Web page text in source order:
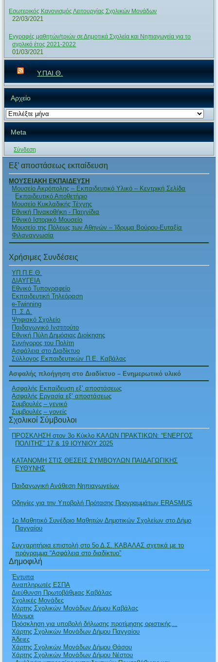
Εσωτερικός Κανονισμός Λειτουργίας Σχολικών Μονάδων
22/03/2021
Εγγραφές μαθητών/τριών σε Δημοτικά Σχολεία και Νηπιαγωγεία για το
σχολικό έτος 2021-2022
01/03/2021
Υ.ΠΑΙ.Θ.
Αρχείο
Αρχείο
Meta
Σύνδεση
Εξ’ αποστάσεως εκπαίδευση
ΜΟΥΣΕΙΑΚΗ ΕΚΠΑΙΔΕΥΣΗ
Μουσείο Ακρόπολης – Εκπαιδευτικό Υλικό – Κεντρική Σελίδα
Εκπαιδευτικό Αποθετήριο
Μουσείο Κυκλαδικής Τέχνης
Εθνική Πινακοθήκη - Παιχνίδια
Εθνικό Ιστορικό Μουσείο
Μουσείο της Πόλεως των Αθηνών – Ίδρυμα Βούρου-Ευταξία
Φιλαναγνωσία
Χρήσιμες Συνδέσεις
ΥΠ.Π.Ε.Θ.
ΔΙΑΥΓΕΙΑ
Εθνικό Τυπογραφείο
Εκπαιδευτική Τηλεόραση
e-Twinning
Π .Σ.Δ.
Ψηφιακό Σχολείο
Παιδαγωγικό Ινστιτούτο
Εθνική Πύλη Δημόσιας Διοίκησης
Συνήγορος του Πολίτη
Ασφάλεια στο Διαδίκτυο
Σύλλογος Εκπαιδευτικών Π.Ε. Καβάλας
Ασφαλής πλοήγηση στο Διαδίκτυο – Ενημερωτικό υλικό
Ασφαλής Εκπαίδευση εξ’ αποστάσεως
Ασφαλής Εργασία εξ’ αποστάσεως
Συμβουλές – γενικό
Συμβουλές – γονείς
Σχολικοί Σύμβουλοι
ΠΡΟΣΚΛΗΣΗ στον 3ο Κύκλο ΚΑΛΩΝ ΠΡΑΚΤΙΚΩΝ: “ΕΝΕΡΓΟΣ
ΠΟΛΙΤΗΣ” 17 & 19 ΙΟΥΝΙΟΥ 2025
ΚΑΤΑΝΟΜΗ ΣΤΙΣ ΘΕΣΕΙΣ ΣΥΜΒΟΥΛΩΝ ΠΑΙΔΑΓΩΓΙΚΗΣ
ΕΥΘΥΝΗΣ
Παιδαγωγική Ανάθεση Νηπιαγωγείων
Οδηγίες για την Υποβολή Πρότασης Προγραμμάτων ERASMUS
1ο Μαθητικό Συνέδριο Μαθητών Δημοτικών Σχολείων στο Δήμο
Παγγαίου
Συγχαρητήρια επιστολή στο 5ο Δ.Σ. ΚΑΒΑΛΑΣ σχετικά με το
πρόγραμμα “Ασφάλεια στο διαδίκτυο”
Δημοφιλή
Έντυπα
Αναπληρωτές ΕΣΠΑ
Διεύθυνση Πρωτοβάθμιας Καβάλας
Σχολικές Μονάδες
Χάρτης Σχολικών Μονάδων Δήμου Καβάλας
Μόνιμοι
Πρόσκληση για υποβολή δήλωσης προτίμησης οριστικής…
Χάρτης Σχολικών Μονάδων Δήμου Παγγαίου
Άδειες
Χάρτης Σχολικών Μονάδων Δήμου Θάσου
Χάρτης Σχολικών Μονάδων Δήμου Νέστου